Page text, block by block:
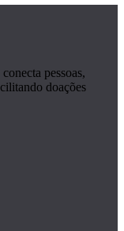
pessoas,
doações